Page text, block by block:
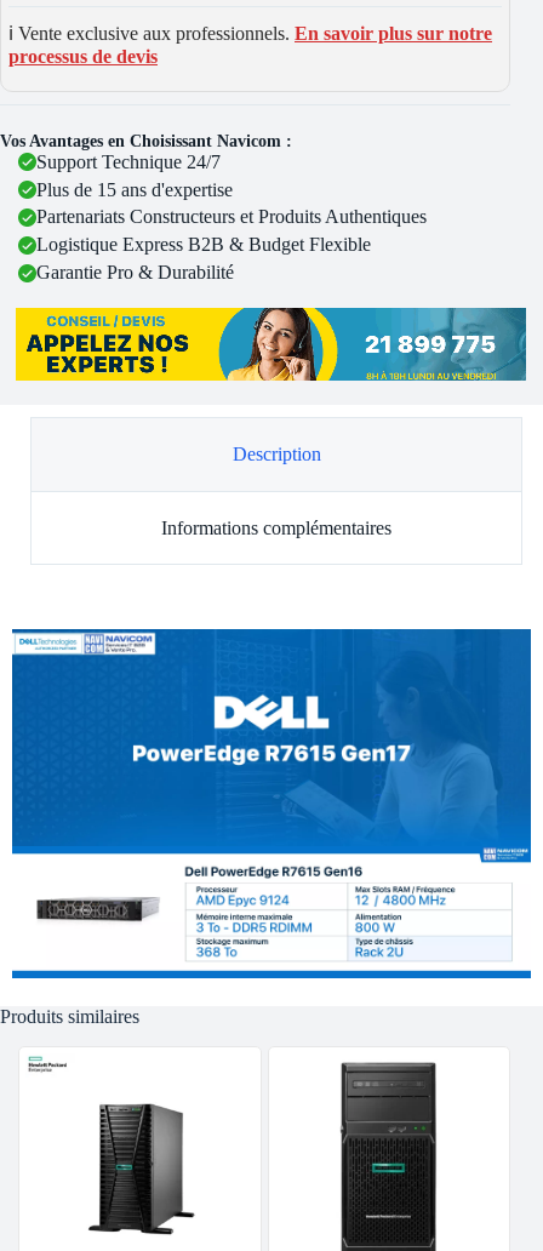
ℹ️ Vente exclusive aux professionnels. En savoir plus sur notre
processus de devis
Vos Avantages en Choisissant Navicom :
Support Technique 24/7
Plus de 15 ans d'expertise
Partenariats Constructeurs et Produits Authentiques
Logistique Express B2B & Budget Flexible
Garantie Pro & Durabilité
Description
Informations complémentaires
Produits similaires